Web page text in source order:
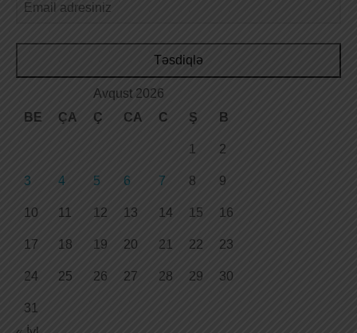
Təsdiqlə
Avqust 2026
BE
ÇA Ç CA C Ş B
1 2
3 4 5 6 7 8 9
10 11 12 13 14 15 16
17 18 19 20 21 22 23
24 25 26 27 28 29 30
31